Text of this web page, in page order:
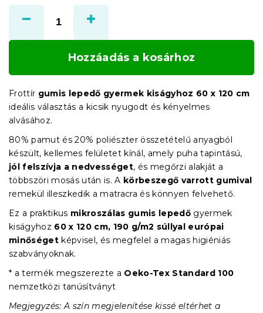
Hozzáadás a kosárhoz
Frottír gumis lepedő gyermek kiságyhoz 60 x 120 cm
ideális választás a kicsik nyugodt és kényelmes
alvásához.
80% pamut és 20% poliészter összetételű anyagból
készült, kellemes felületet kínál, amely puha tapintású,
jól felszívja a nedvességet, és megőrzi alakját a
többszöri mosás után is. A körbeszegő varrott gumival
remekül illeszkedik a matracra és könnyen felvehető.
Ez a praktikus mikroszálas gumis lepedő gyermek
kiságyhoz 60 x 120 cm, 190 g/m2 súllyal európai
minőséget képvisel, és megfelel a magas higiéniás
szabványoknak.
* a termék megszerezte a Oeko-Tex Standard 100
nemzetközi tanúsítványt
Megjegyzés: A szín megjelenítése kissé eltérhet a